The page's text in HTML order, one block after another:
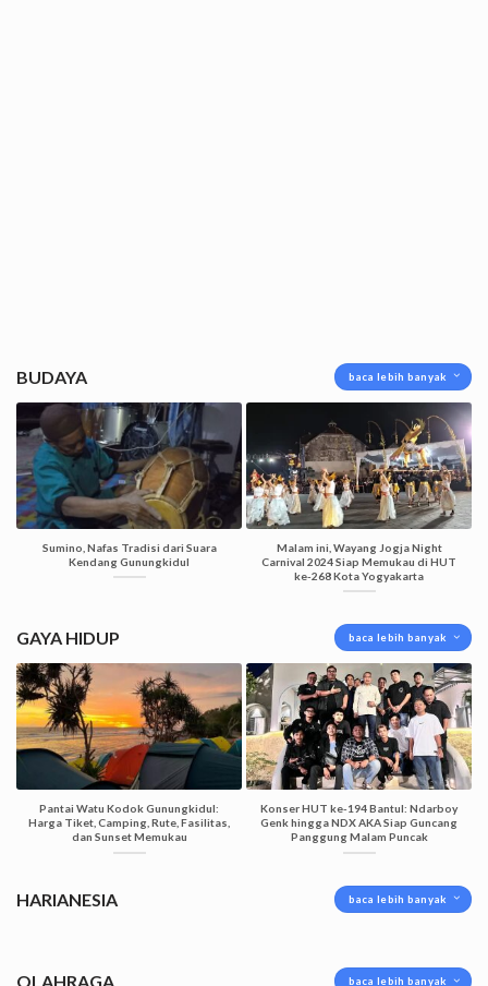
BUDAYA baca lebih banyak
Sumino, Nafas Tradisi dari Suara
Kendang Gunungkidul
Malam ini, Wayang Jogja Night
Carnival 2024 Siap Memukau di HUT
ke-268 Kota Yogyakarta
GAYA HIDUP baca lebih banyak
Pantai Watu Kodok Gunungkidul:
Harga Tiket, Camping, Rute, Fasilitas,
dan Sunset Memukau
Konser HUT ke-194 Bantul: Ndarboy
Genk hingga NDX AKA Siap Guncang
Panggung Malam Puncak
HARIANESIA baca lebih banyak
OLAHRAGA baca lebih banyak